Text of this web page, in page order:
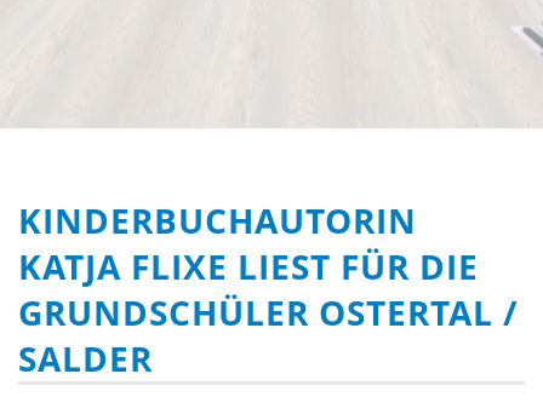
KINDERBUCHAUTORIN
KATJA FLIXE LIEST FÜR DIE
GRUNDSCHÜLER OSTERTAL /
SALDER